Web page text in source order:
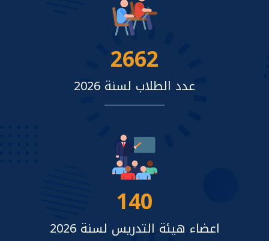
2662
عدد الطلاب لسنة 2026
140
اعضاء هيئة التدريس لسنة 2026